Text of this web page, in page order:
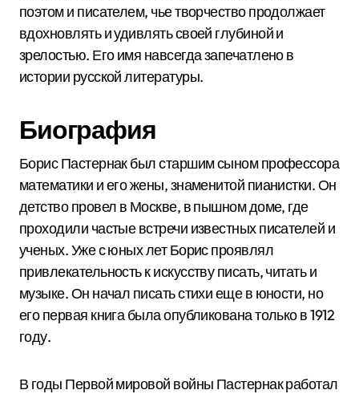
поэтом и писателем, чье творчество продолжает
вдохновлять и удивлять своей глубиной и
зрелостью. Его имя навсегда запечатлено в
истории русской литературы.
Биография
Борис Пастернак был старшим сыном профессора
математики и его жены, знаменитой пианистки. Он
детство провел в Москве, в пышном доме, где
проходили частые встречи известных писателей и
ученых. Уже с юных лет Борис проявлял
привлекательность к искусству писать, читать и
музыке. Он начал писать стихи еще в юности, но
его первая книга была опубликована только в 1912
году.
В годы Первой мировой войны Пастернак работал